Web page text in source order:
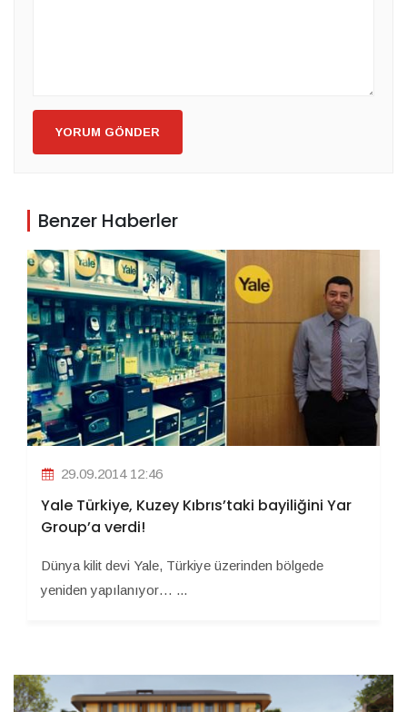
YORUM GÖNDER
Benzer Haberler
29.09.2014 12:46
Yale Türkiye, Kuzey Kıbrıs’taki bayiliğini Yar
Group’a verdi!
Dünya kilit devi Yale, Türkiye üzerinden bölgede
yeniden yapılanıyor… ...